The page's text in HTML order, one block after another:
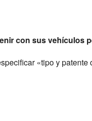
con sus vehículos
«tipo y